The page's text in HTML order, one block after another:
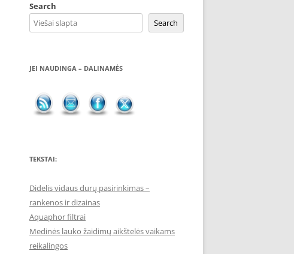
Search
Search
JEI NAUDINGA – DALINAMĖS
TEKSTAI:
Didelis vidaus durų pasirinkimas –
rankenos ir dizainas
Aquaphor filtrai
Medinės lauko žaidimų aikštelės vaikams
reikalingos